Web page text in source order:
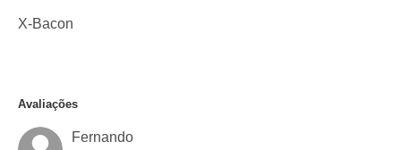
X-Bacon
Avaliações
Fernando